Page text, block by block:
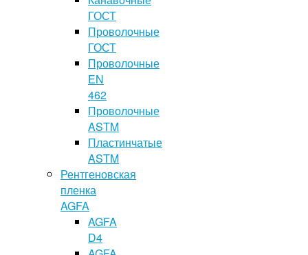
ГОСТ
Проволочные
ГОСТ
Проволочные
EN
462
Проволочные
ASTM
Пластинчатые
ASTM
Рентгеновская
пленка
AGFA
AGFA
D4